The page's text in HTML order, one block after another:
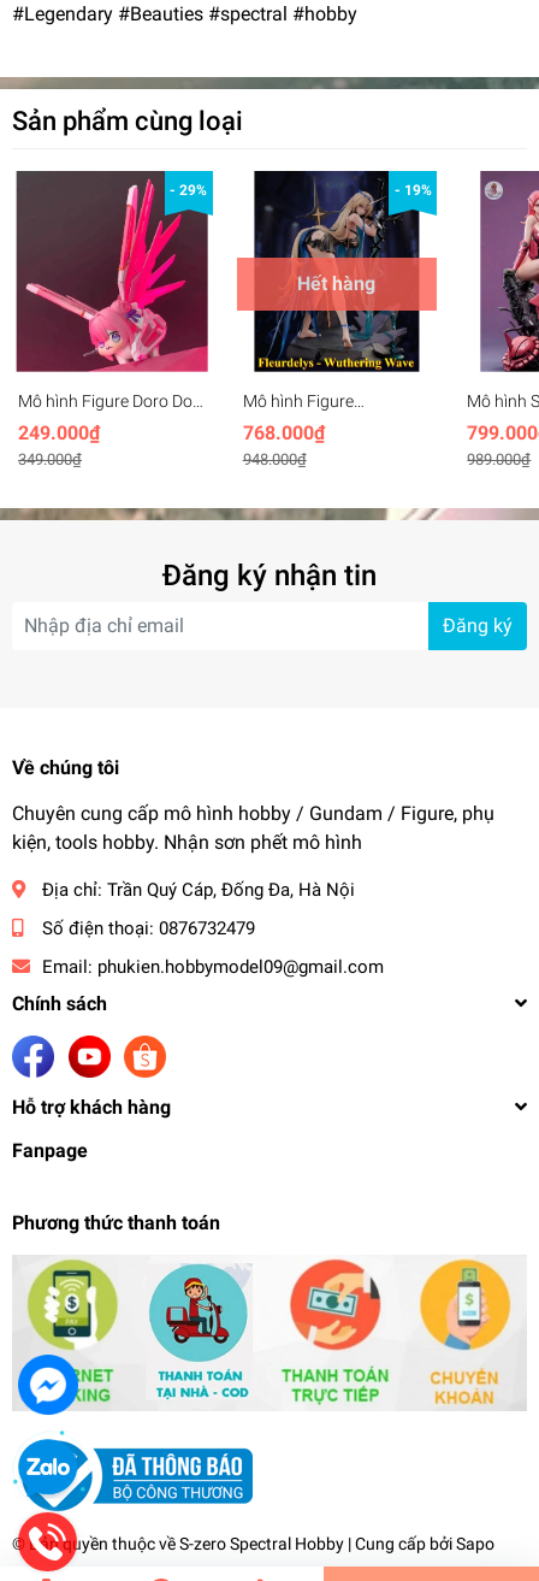
#Legendary #Beauties #spectral #hobby
Sản phẩm cùng loại
- 29%
Mô hình Figure Doro Doll
Freedom gundam -
Dorothy freedom
249.000₫
349.000₫
- 19%
Hết hàng
Mô hình Figure
Cartethyia Fleurdelys
Wuthering Waves
(27cm)
768.000₫
948.000₫
Mô hình
Girl
989.000₫
Đăng ký nhận tin
Đăng ký
Về chúng tôi
Chuyên cung cấp mô hình hobby / Gundam / Figure, phụ
kiện, tools hobby. Nhận sơn phết mô hình
Địa chỉ: Trần Quý Cáp, Đống Đa, Hà Nội
Số điện thoại: 0876732479
Email: phukien.hobbymodel09@gmail.com
Chính sách
Hỗ trợ khách hàng
Fanpage
Phương thức thanh toán
© Bản quyền thuộc vềS-zero Spectral Hobby | Cung cấp bởiSapo
Mô hình nhân vật Keiseiran Wang Zhaojun 1/7
China Figure
739.000₫